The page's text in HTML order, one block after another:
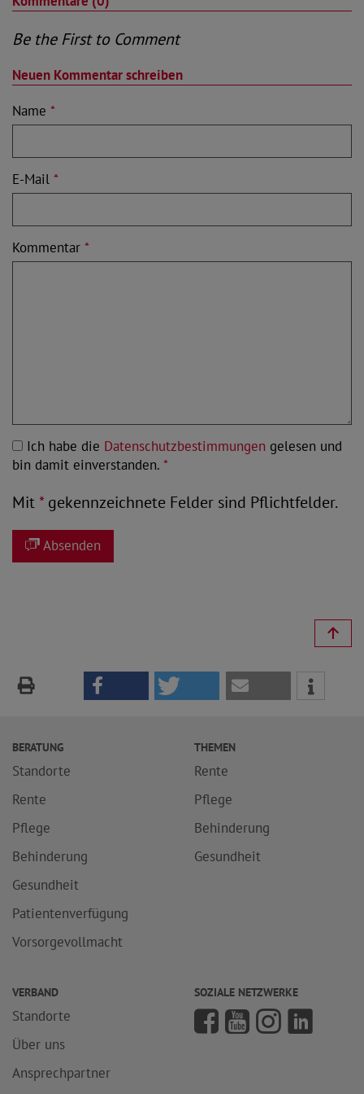
Be the First to Comment
Neuen Kommentar schreiben
Name *
E-Mail *
Kommentar *
Ich habe die Datenschutzbestimmungen gelesen und
bin damit einverstanden. *
Mit*gekennzeichnete Felder sind Pflichtfelder.
Absenden
BERATUNG
Standorte
Rente
Pflege
Behinderung
Gesundheit
Patientenverfügung
Vorsorgevollmacht
THEMEN
Rente
Pflege
Behinderung
Gesundheit
VERBAND
Standorte
Über uns
Ansprechpartner
SOZIALE NETZWERKE